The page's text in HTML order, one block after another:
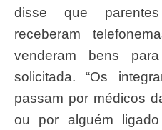
disse que
receberam
venderam bens
solicitada. “Os
passam por médicos
ou por alguém